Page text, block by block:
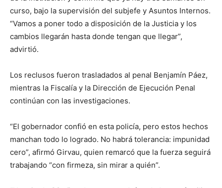
curso, bajo la supervisión del subjefe y Asuntos Internos.
“Vamos a poner todo a disposición de la Justicia y los
cambios llegarán hasta donde tengan que llegar”,
advirtió.
Los reclusos fueron trasladados al penal Benjamín Páez,
mientras la Fiscalía y la Dirección de Ejecución Penal
continúan con las investigaciones.
“El gobernador confió en esta policía, pero estos hechos
manchan todo lo logrado. No habrá tolerancia: impunidad
cero”, afirmó Girvau, quien remarcó que la fuerza seguirá
trabajando “con firmeza, sin mirar a quién”.